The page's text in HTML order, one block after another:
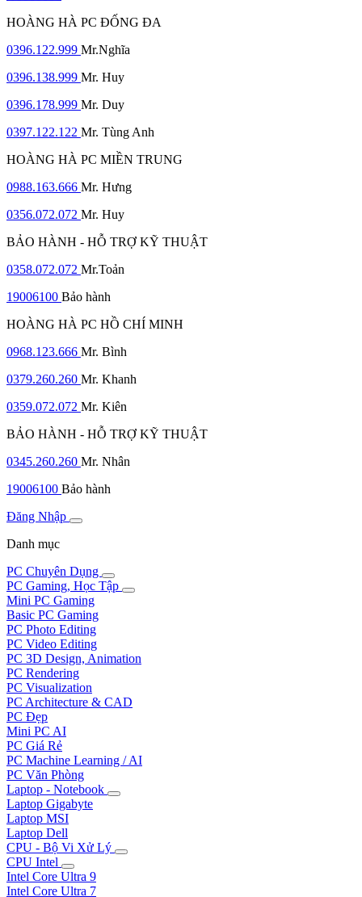
HOÀNG HÀ PC ĐỐNG ĐA
0396.122.999 Mr.Nghĩa
0396.138.999 Mr. Huy
0396.178.999 Mr. Duy
0397.122.122 Mr. Tùng Anh
HOÀNG HÀ PC MIỀN TRUNG
0988.163.666 Mr. Hưng
0356.072.072 Mr. Huy
BẢO HÀNH - HỖ TRỢ KỸ THUẬT
0358.072.072 Mr.Toản
19006100 Bảo hành
HOÀNG HÀ PC HỒ CHÍ MINH
0968.123.666 Mr. Bình
0379.260.260 Mr. Khanh
0359.072.072 Mr. Kiên
BẢO HÀNH - HỖ TRỢ KỸ THUẬT
0345.260.260 Mr. Nhân
19006100 Bảo hành
Đăng Nhập
Danh mục
PC Chuyên Dụng
PC Gaming, Học Tập
Mini PC Gaming
Basic PC Gaming
PC Photo Editing
PC Video Editing
PC 3D Design, Animation
PC Rendering
PC Visualization
PC Architecture & CAD
PC Đẹp
Mini PC AI
PC Giá Rẻ
PC Machine Learning / AI
PC Văn Phòng
Laptop - Notebook
Laptop Gigabyte
Laptop MSI
Laptop Dell
CPU - Bộ Vi Xử Lý
CPU Intel
Intel Core Ultra 9
Intel Core Ultra 7